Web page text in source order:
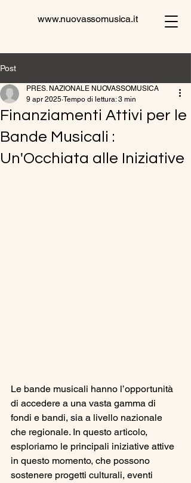
www.nuovassomusica.it
Post
Finanziamenti Attivi per le
Bande Musicali :
Un'Occhiata alle Iniziative
PRES. NAZIONALE NUOVASSOMUSICA
9 apr 2025 Tempo di lettura: 3 min
Le bande musicali hanno l’opportunità
di accedere a una vasta gamma di
fondi e bandi, sia a livello nazionale
che regionale. In questo articolo,
esploriamo le principali iniziative attive
in questo momento, che possono
sostenere progetti culturali, eventi